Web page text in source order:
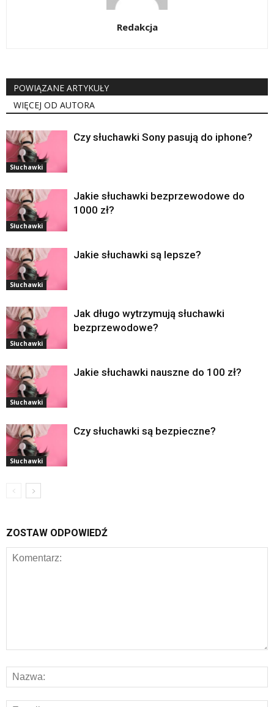
Redakcja
POWIĄZANE ARTYKUŁY
WIĘCEJ OD AUTORA
Słuchawki
Czy słuchawki Sony pasują do iphone?
Słuchawki
Jakie słuchawki bezprzewodowe do
1000 zł?
Słuchawki
Jakie słuchawki są lepsze?
Słuchawki
Jak długo wytrzymują słuchawki
bezprzewodowe?
Słuchawki
Jakie słuchawki nauszne do 100 zł?
Słuchawki
Czy słuchawki są bezpieczne?
ZOSTAW ODPOWIEDŹ